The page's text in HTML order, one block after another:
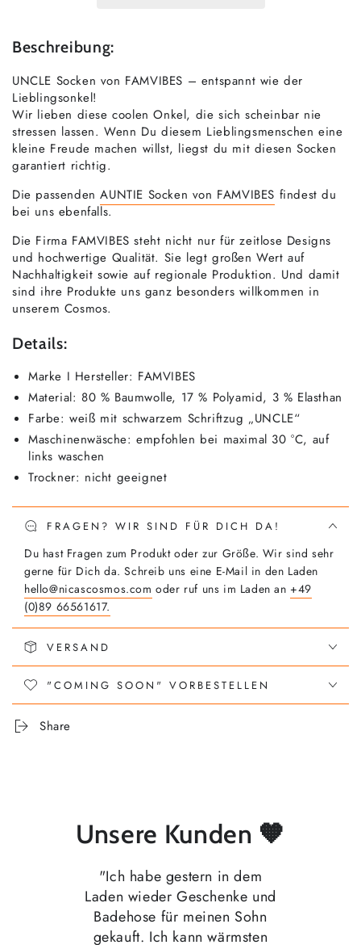
Beschreibung:
UNCLE Socken von FAMVIBES – entspannt wie der
Lieblingsonkel!
Wir lieben diese coolen Onkel, die sich scheinbar nie
stressen lassen. Wenn Du diesem Lieblingsmenschen eine
kleine Freude machen willst, liegst du mit diesen Socken
garantiert richtig.
Die passendenAUNTIE Socken von FAMVIBES findest du
bei uns ebenfalls.
Die Firma FAMVIBES steht nicht nur für zeitlose Designs
und hochwertige Qualität. Sie legt großen Wert auf
Nachhaltigkeit sowie auf regionale Produktion. Und damit
sind ihre Produkte uns ganz besonders willkommen in
unserem Cosmos.
Details:
Marke I Hersteller: FAMVIBES
Material: 80 % Baumwolle, 17 % Polyamid, 3 % Elasthan
Farbe: weiß mit schwarzem Schriftzug „UNCLE“
Maschinenwäsche: empfohlen bei maximal 30 °C, auf
links waschen
Trockner: nicht geeignet
FRAGEN? WIR SIND FÜR DICH DA!
Du hast Fragen zum Produkt oder zur Größe. Wir sind sehr
gerne für Dich da. Schreib uns eine E-Mail in den Laden
hello@nicascosmos.com oder ruf uns im Laden an +49
(0)89 66561617.
VERSAND
"COMING SOON" VORBESTELLEN
Share
Unsere Kunden 🧡
"Ich habe gestern in dem
Laden wieder Geschenke und
Badehose für meinen Sohn
gekauft. Ich kann wärmsten